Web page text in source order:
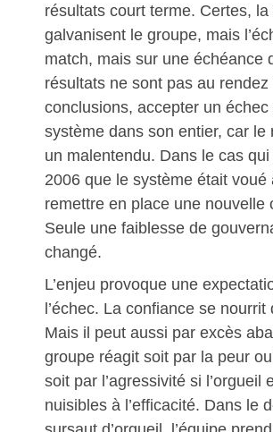
résultats court terme. Certes,
galvanisent le groupe, mais
match, mais sur une échéance
résultats ne sont pas au
conclusions, accepter un
système dans son entier, car
un malentendu. Dans le cas
2006 que le système était voué
remettre en place une
Seule une faiblesse de
changé.
L’enjeu provoque une
l’échec. La confiance se
Mais il peut aussi par excès
groupe réagit soit par la peur ou
soit par l’agressivité si
nuisibles à l’efficacité. Dans le